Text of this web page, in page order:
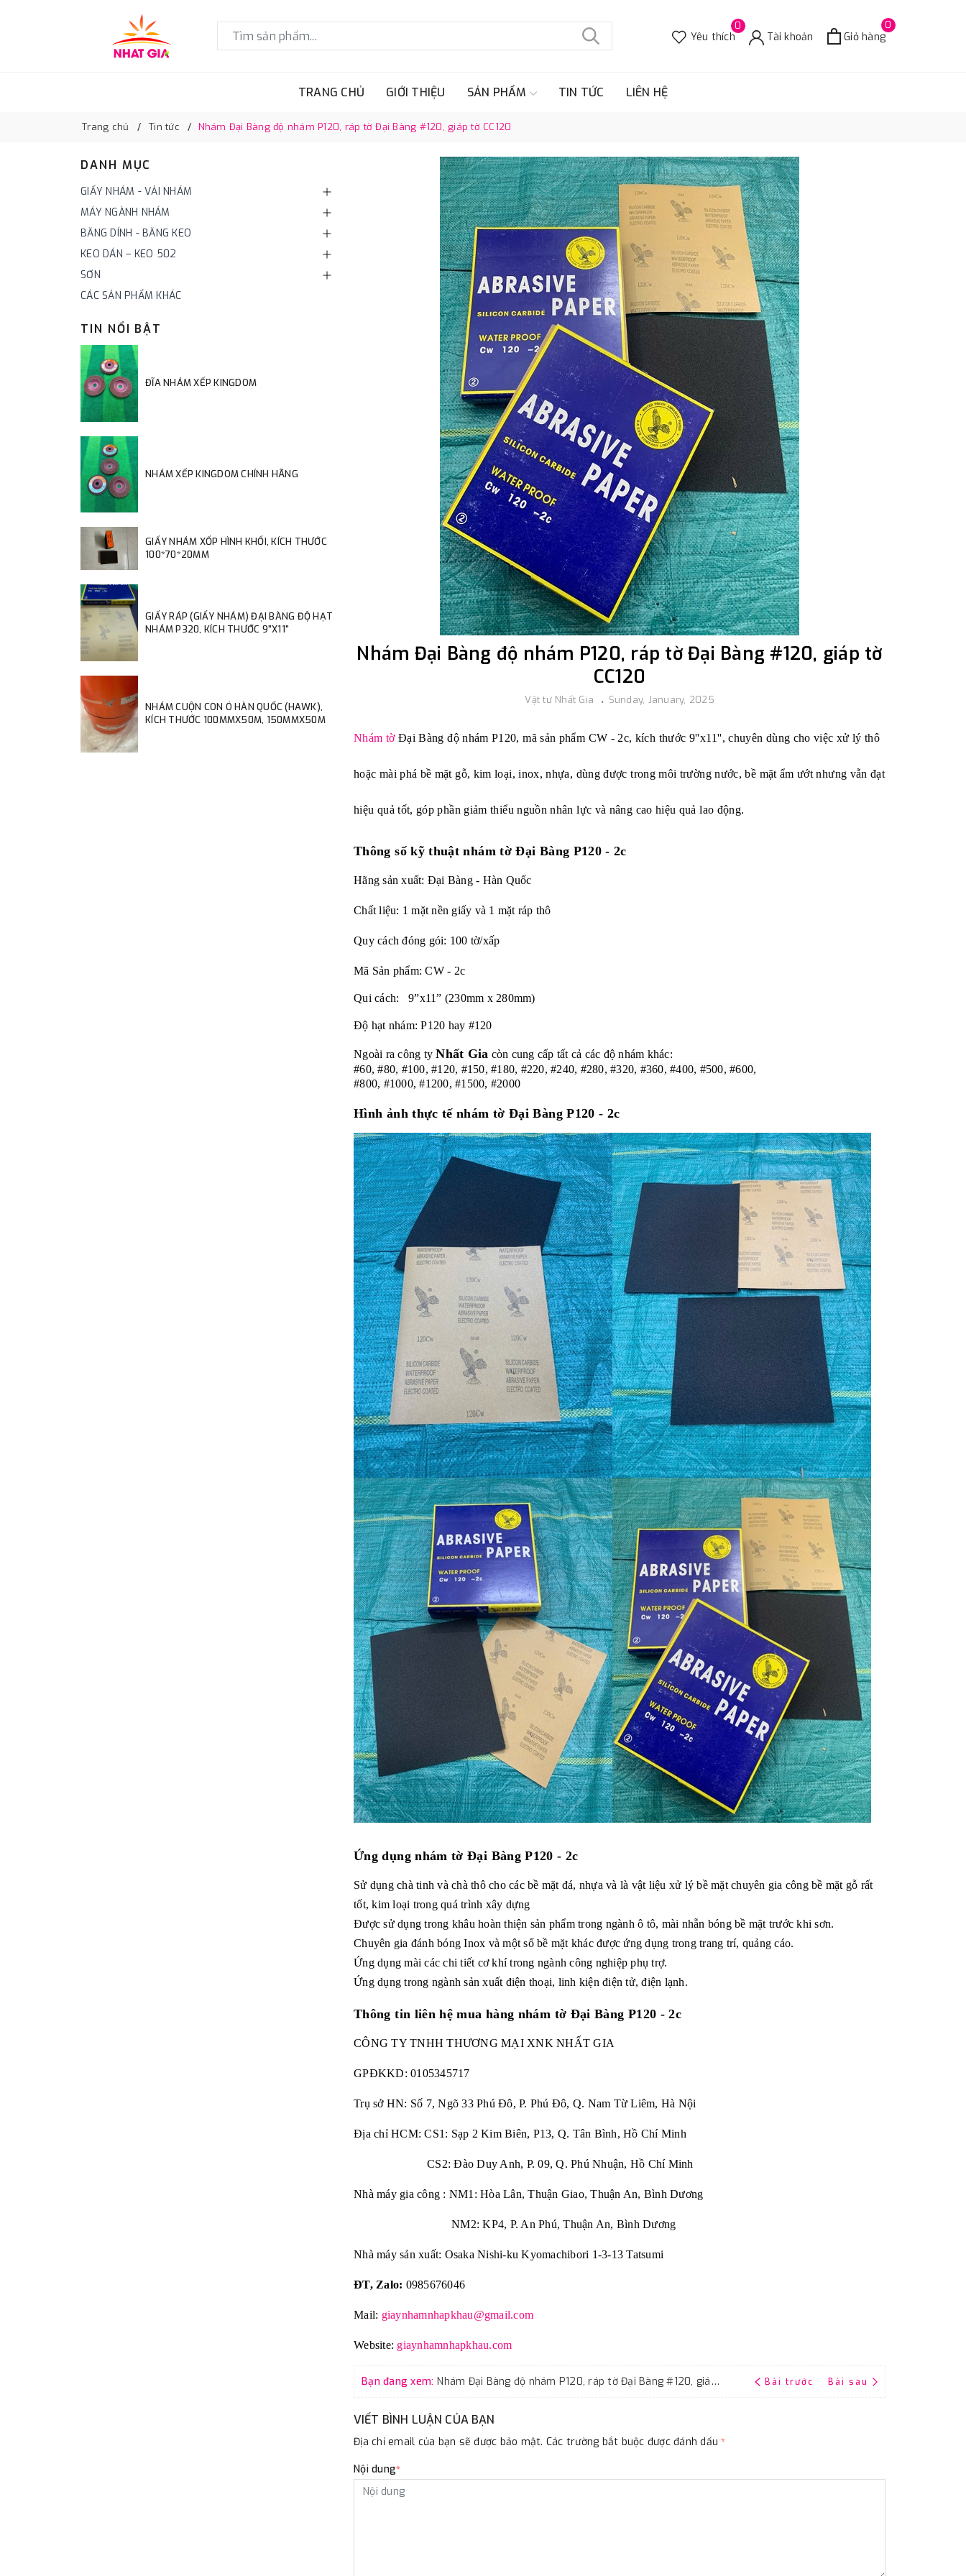
0
Yêu thích Tài khoản
0
Giỏ hàng
TRANG CHỦ GIỚI THIỆU SẢN PHẨM TIN TỨC LIÊN HỆ
Trang chủ Tin tức Nhám Đại Bàng độ nhám P120, ráp tờ Đại Bàng #120, giáp tờ CC120
DANH MỤC
GIẤY NHÁM - VẢI NHÁM
MÁY NGÀNH NHÁM
BĂNG DÍNH - BĂNG KEO
KEO DÁN – KEO 502
SƠN
CÁC SẢN PHẨM KHÁC
TIN NỔI BẬT
ĐĨA NHÁM XẾP KINGDOM
NHÁM XẾP KINGDOM CHÍNH HÃNG
GIẤY NHÁM XỐP HÌNH KHỐI, KÍCH THƯỚC
100*70*20MM
GIẤY RÁP (GIẤY NHÁM) ĐẠI BÀNG ĐỘ HẠT
NHÁM P320, KÍCH THƯỚC 9"X11"
NHÁM CUỘN CON Ó HÀN QUỐC (HAWK),
KÍCH THƯỚC 100MMX50M, 150MMX50M
Nhám Đại Bàng độ nhám P120, ráp tờ Đại Bàng #120, giáp tờ
CC120
Vật tư Nhất Gia Sunday, January, 2025
Nhám tờ Đại Bàng độ nhám P120, mã sản phẩm CW - 2c, kích thước 9''x11'', chuyên dùng cho việc xử lý thô
hoặc mài phá bề mặt gỗ, kim loại, inox, nhựa, dùng được trong môi trường nước, bề mặt ẩm ướt nhưng vẫn đạt
hiệu quả tốt, góp phần giảm thiểu nguồn nhân lực và nâng cao hiệu quả lao động.
Thông số kỹ thuật nhám tờ Đại Bàng P120 - 2c
Hãng sản xuất: Đại Bàng - Hàn Quốc
Chất liệu: 1 mặt nền giấy và 1 mặt ráp thô
Quy cách đóng gói: 100 tờ/xấp
Mã Sản phẩm: CW - 2c
Qui cách: 9”x11” (230mm x 280mm)
Độ hạt nhám: P120 hay #120
Ngoài ra công tyNhất Gia còn cung cấp tất cả các độ nhám khác:
#60, #80, #100, #120, #150, #180, #220, #240, #280, #320, #360, #400, #500, #600,
#800, #1000, #1200, #1500, #2000
Hình ảnh thực tếnhám tờ Đại Bàng P120 - 2c
Ứng dụngnhám tờ Đại Bàng P120 - 2c
Sử dụng chà tinh và chà thô cho các bề mặt đá, nhựa và là vật liệu xử lý bề mặt chuyên gia công bề mặt gỗ rất
tốt, kim loại trong quá trình xây dựng
Được sử dụng trong khâu hoàn thiện sản phẩm trong ngành ô tô, mài nhẵn bóng bề mặt trước khi sơn.
Chuyên gia đánh bóng Inox và một số bề mặt khác được ứng dụng trong trang trí, quảng cáo.
Ứng dụng mài các chi tiết cơ khí trong ngành công nghiệp phụ trợ.
Ứng dụng trong ngành sản xuất điện thoại, linh kiện điện tử, điện lạnh.
Thông tin liên hệ mua hàng nhám tờ Đại Bàng P120 - 2c
CÔNG TY TNHH THƯƠNG MẠI XNK NHẤT GIA
GPĐKKD: 0105345717
Trụ sở HN: Số 7, Ngõ 33 Phú Đô, P. Phú Đô, Q. Nam Từ Liêm, Hà Nội
Địa chỉ HCM: CS1: Sạp 2 Kim Biên, P13, Q. Tân Bình, Hồ Chí Minh
CS2: Đào Duy Anh, P. 09, Q. Phú Nhuận, Hồ Chí Minh
Nhà máy gia công : NM1: Hòa Lân, Thuận Giao, Thuận An, Bình Dương
NM2: KP4, P. An Phú, Thuận An, Bình Dương
Nhà máy sản xuất: Osaka Nishi-ku Kyomachibori 1-3-13 Tatsumi
ĐT, Zalo: 0985676046
Mail: giaynhamnhapkhau@gmail.com
Website: giaynhamnhapkhau.com
Bạn đang xem: Nhám Đại Bàng độ nhám P120, ráp tờ Đại Bàng #120, giáp tờ CC120 Bài trước Bài sau
VIẾT BÌNH LUẬN CỦA BẠN
Địa chỉ email của bạn sẽ được bảo mật. Các trường bắt buộc được đánh dấu*
Nội dung*